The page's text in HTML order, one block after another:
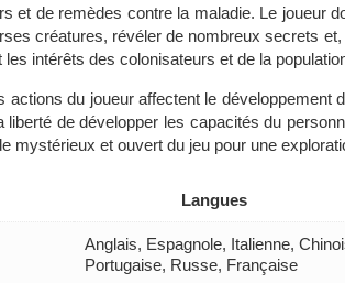
et de remèdes contre la maladie. Le joueur
créatures, révéler de nombreux secrets
les intérêts des colonisateurs et de la
actions du joueur affectent le développement
liberté de développer les capacités du
mystérieux et ouvert du jeu pour une
Langues
Anglais, Espagnole, Italienne,
Portugaise, Russe, Française